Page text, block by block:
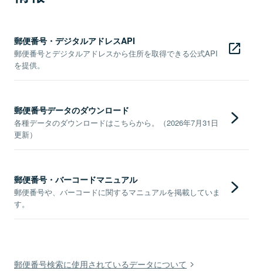
郵便番号・デジタルアドレスAPI
郵便番号とデジタルアドレスから住所を取得できる公式API
を提供。
郵便番号データのダウンロード
各種データのダウンロードはこちらから。（2026年7月31日
更新）
郵便番号・バーコードマニュアル
郵便番号や、バーコードに関するマニュアルを掲載していま
す。
郵便番号検索に使用されているデータについて